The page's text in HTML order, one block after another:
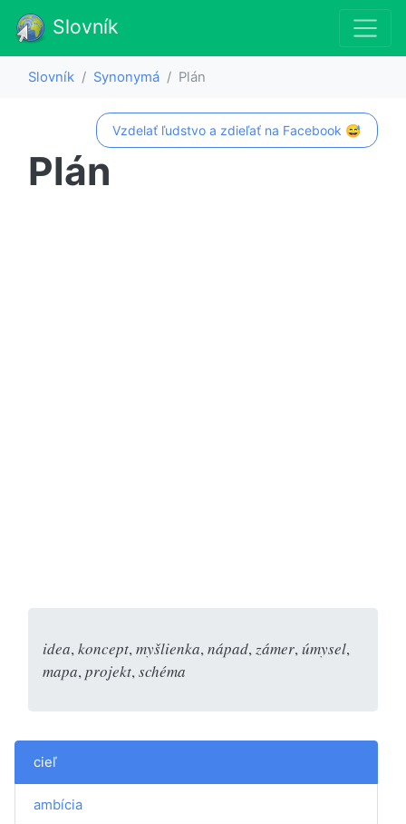
Slovník
Slovník Synonymá Plán
Vzdelať ľudstvo a zdieľať na Facebook 😅
Plán
idea, koncept, myšlienka, nápad, zámer, úmysel,
mapa, projekt, schéma
cieľ
ambícia